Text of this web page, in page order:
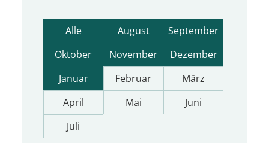
Alle August
September
Oktober
November
Dezember
Januar
Februar
März
April
Mai
Juni
Juli